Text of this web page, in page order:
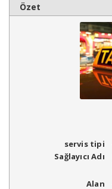
Özet
servis tipi
Sağlayıcı Adı
Alan